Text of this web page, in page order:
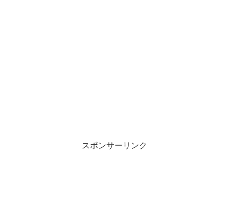
スポンサーリンク